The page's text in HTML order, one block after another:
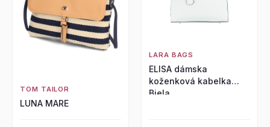
TOM TAILOR
LUNA MARE
LARA BAGS
ELISA dámska
koženková kabelka
Biela